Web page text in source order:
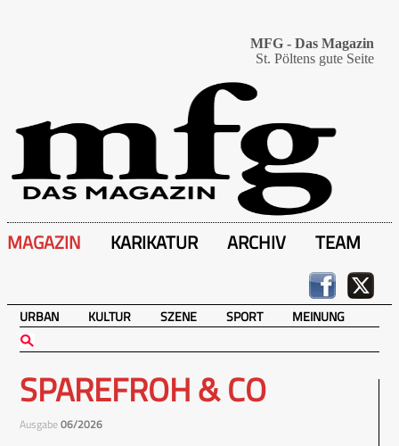
MFG - Das Magazin
St. Pöltens gute Seite
MAGAZIN KARIKATUR ARCHIV TEAM
URBAN KULTUR SZENE SPORT MEINUNG
SPAREFROH & CO
Ausgabe06/2026